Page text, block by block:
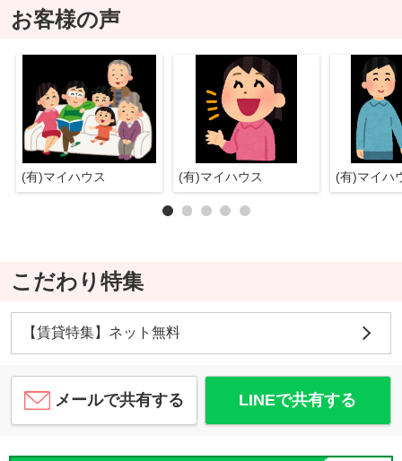
お客様の声
(有)マイハウス (有)マイハウス (有)マイ
こだわり特集
【賃貸特集】ネット無料
メールで共有する LINEで共有する